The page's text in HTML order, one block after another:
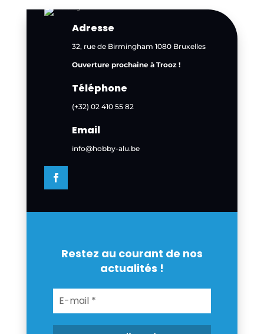
Adresse
32, rue de Birmingham 1080 Bruxelles
Ouverture prochaine à Trooz !
Téléphone
(+32) 02 410 55 82
Email
info@hobby-alu.be
Restez au courant de nos
actualités !